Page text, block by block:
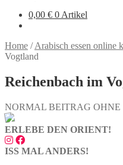
0,00 € 0 Artikel
Home /Arabisch essen online
Vogtland
Reichenbach im
NORMAL BEITRAG OHNE
ERLEBE DEN ORIENT!
ISS MAL ANDERS!